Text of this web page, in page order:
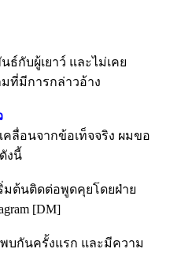
กับผู้เยาว์ และไม่เคย
ที่มีการกล่าวอ้าง
ลื่อนจากข้อเท็จจริง ผมขอ
งนี้
มต้นติดต่อพูดคุยโดยฝ่าย
[DM]
พบกันครั้งแรก และมีความ